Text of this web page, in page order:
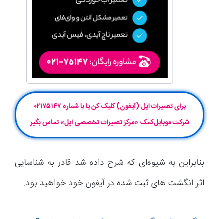
برای تعمیرات اپل (آیفون) کلیک کن یا با شماره ۰۲۱۷۵۱۴۷
شرکت موبایل‌کمک «مرکز تعمیرات تخصصی اپل» تماس بگیر
بنابراین به شیوه‌ای که شرح داده شد قادر به شناسایی
اثر انگشت های ثبت شده در آیفون خود خواهید بود.